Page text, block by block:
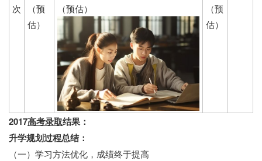
次
（预
估）
（预估）
（预
估）
2017高考录取结果：
升学规划过程总结：
（一）学习方法优化，成绩终于提高